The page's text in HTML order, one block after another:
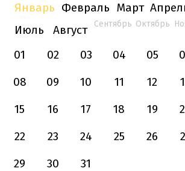
Январь Февраль Март
Июль
Август Сентябрь Октябрь
01
02 03 04 05
08
09 10 11 12
15
16 17 18 19
22
23 24 25 26
29
30 31